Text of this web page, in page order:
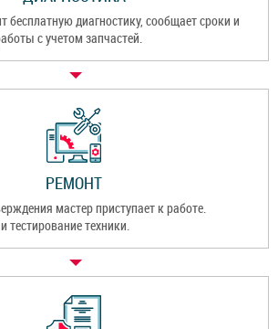
бесплатную диагностику, сообщает сроки и
с учетом запчастей.
РЕМОНТ
мастер приступает к работе.
тестирование техники.